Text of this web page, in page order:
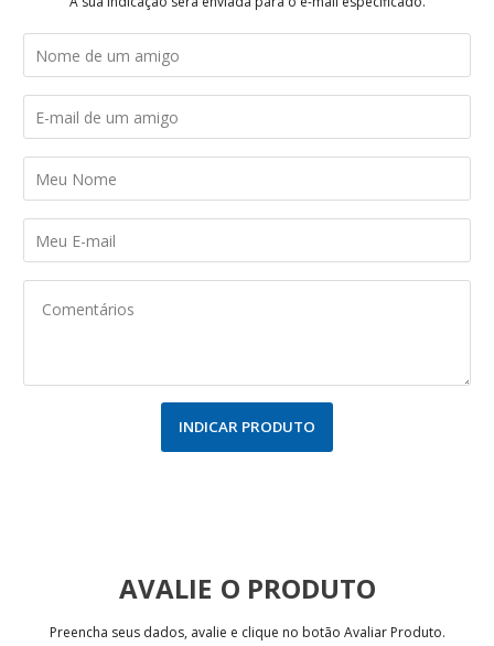
INDICAR PRODUTO
AVALIE
Preencha seus dados, avalie e clique no botão Avaliar Produto.